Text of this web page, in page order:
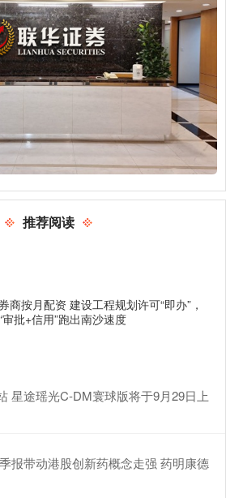
推荐阅读
券商按月配资 建设工程规划许可“即办”，
审批+信用”跑出南沙速度
星途瑶光C-DM寰球版将于9月29日上
报带动港股创新药概念走强 药明康德